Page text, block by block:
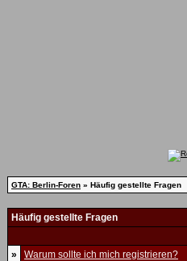
GTA: Berlin-Foren » Häufig gestellte Fragen
Häufig gestellte Fragen
»
Warum sollte ich mich registrieren?